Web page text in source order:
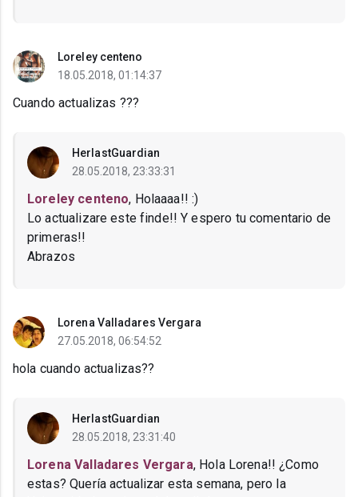
Loreley centeno
18.05.2018, 01:14:37
Cuando actualizas ???
HerlastGuardian
28.05.2018, 23:33:31
Loreley centeno, Holaaaa!! :)
Lo actualizare este finde!! Y espero tu comentario de
primeras!!
Abrazos
Lorena Valladares Vergara
27.05.2018, 06:54:52
hola cuando actualizas??
HerlastGuardian
28.05.2018, 23:31:40
Lorena Valladares Vergara, Hola Lorena!! ¿Como
estas? Quería actualizar esta semana, pero la